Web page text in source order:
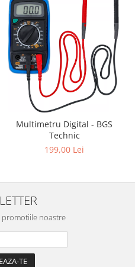
Multimetru Digital - BGS
Technic
199,00 Lei
promotiile noastre